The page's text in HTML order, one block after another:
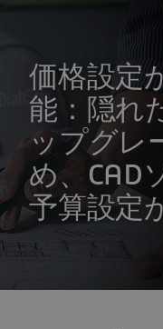
価格設定
能：隠れ
ップグレ
め、CAD
予算設定